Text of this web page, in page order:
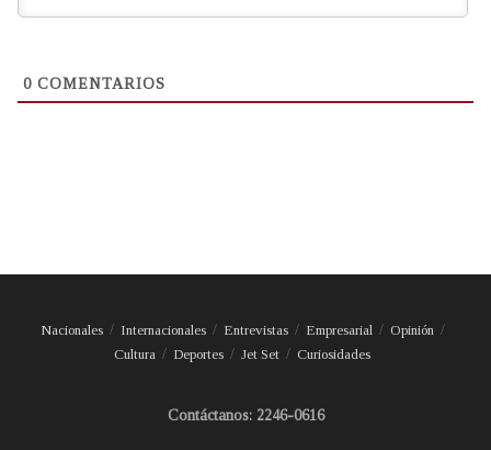
0 COMENTARIOS
Nacionales Internacionales Entrevistas Empresarial
Opinión
Cultura
Deportes Jet Set Curiosidades
Contáctanos: 2246-0616